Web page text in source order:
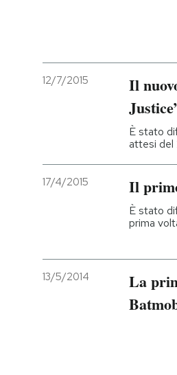
Sport
NEWSLETTER
I MIEI PREFERITI
SHOP
12/7/2015
Il
È stato
attesi del
17/4/2015 Il
È stato
prima
13/5/2014
La